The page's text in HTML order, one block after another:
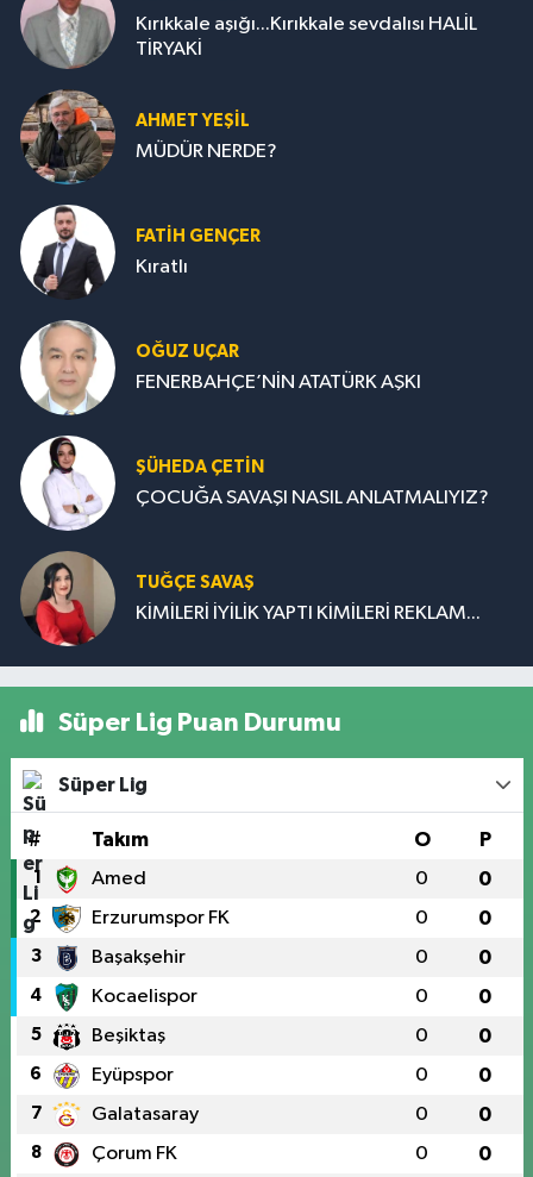
Kırıkkale aşığı...Kırıkkale sevdalısı HALİL
TİRYAKİ
AHMET YEŞİL
MÜDÜR NERDE?
FATIH GENÇER
Kıratlı
OĞUZ UÇAR
FENERBAHÇE’NİN ATATÜRK AŞKI
ŞÜHEDA ÇETİN
ÇOCUĞA SAVAŞI NASIL ANLATMALIYIZ?
TUĞÇE SAVAŞ
KİMİLERİ İYİLİK YAPTI KİMİLERİ REKLAM...
Süper Lig Puan Durumu
Süper Lig
# Takım O P
1 Amed 0 0
2 Erzurumspor FK 0 0
3 Başakşehir 0 0
4 Kocaelispor 0 0
5 Beşiktaş 0 0
6 Eyüpspor 0 0
7 Galatasaray 0 0
8 Çorum FK 0 0